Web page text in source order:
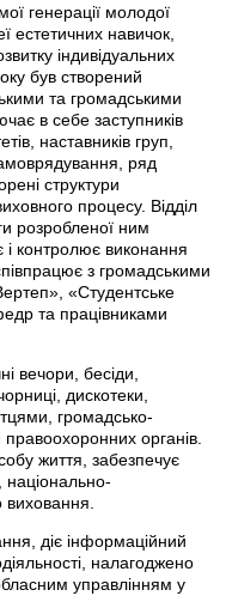
генерації молодої
естетичних навичок,
індивідуальних
був створений
та громадськими
в себе заступників
наставників груп,
ряд
структури
процесу. Відділ
розробленої ним
і контролює виконання
з громадськими
«Студентське
та працівниками
вечори, бесіди,
дискотеки,
громадсько-
органів.
життя, забезпечує
національно-
виховання.
діє інформаційний
налагоджено
управлінням у